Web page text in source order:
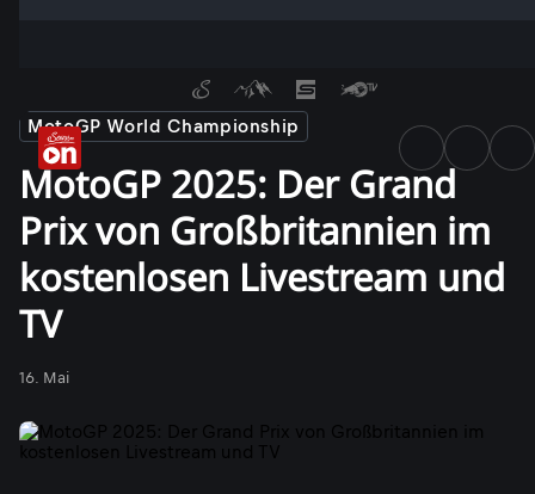
MotoGP World Championship
MotoGP 2025: Der Grand
Prix von Großbritannien im
kostenlosen Livestream und
TV
16. Mai